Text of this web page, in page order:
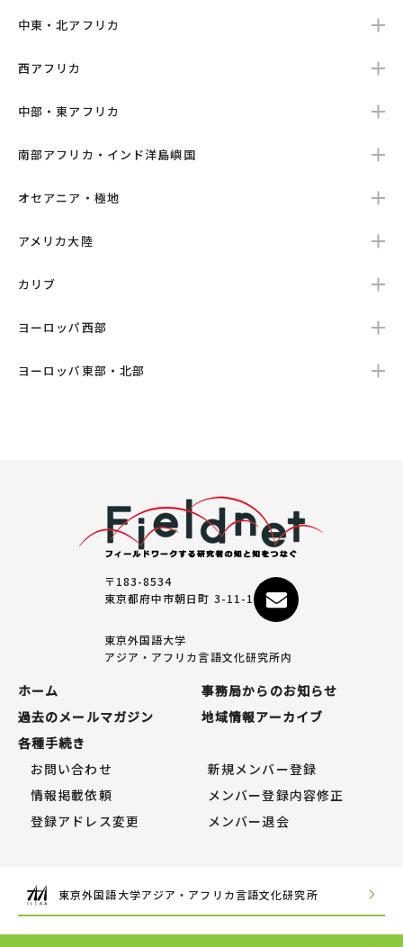
中東・北アフリカ
西アフリカ
中部・東アフリカ
南部アフリカ・インド洋島嶼国
オセアニア・極地
アメリカ大陸
カリブ
ヨーロッパ西部
ヨーロッパ東部・北部
〒183-8534
東京都府中市朝日町 3-11-1
東京外国語大学
アジア・アフリカ言語文化研究所内
ホーム
事務局からのお知らせ
過去のメールマガジン
地域情報アーカイブ
各種手続き
お問い合わせ
新規メンバー登録
情報掲載依頼
メンバー登録内容修正
登録アドレス変更
メンバー退会
東京外国語大学アジア・アフリカ言語文化研究所